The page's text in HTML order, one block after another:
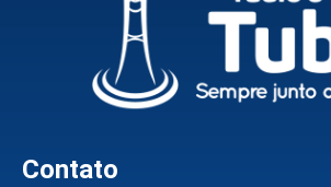
Contato